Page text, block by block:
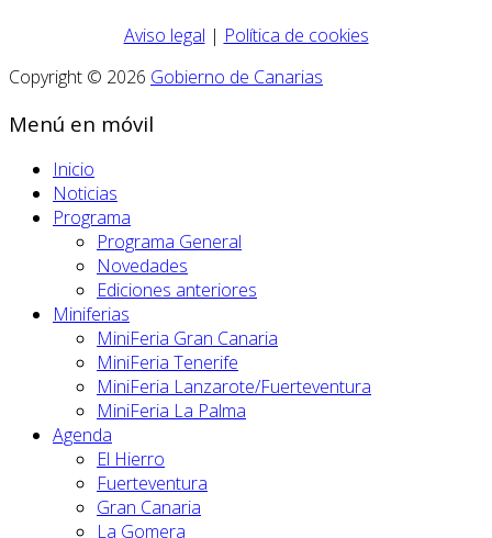
Aviso legal | Política de cookies
Copyright © 2026 Gobierno de Canarias
Menú en móvil
Inicio
Noticias
Programa
Programa General
Novedades
Ediciones anteriores
Miniferias
MiniFeria Gran Canaria
MiniFeria Tenerife
MiniFeria Lanzarote/Fuerteventura
MiniFeria La Palma
Agenda
El Hierro
Fuerteventura
Gran Canaria
La Gomera